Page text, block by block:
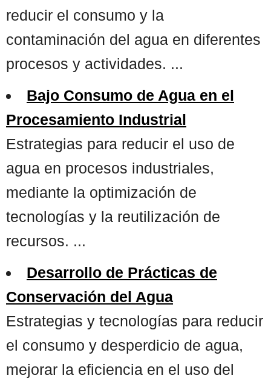
reducir el consumo y la
contaminación del agua en diferentes
procesos y actividades. ...
Bajo Consumo de Agua en el
Procesamiento Industrial
Estrategias para reducir el uso de
agua en procesos industriales,
mediante la optimización de
tecnologías y la reutilización de
recursos. ...
Desarrollo de Prácticas de
Conservación del Agua
Estrategias y tecnologías para reducir
el consumo y desperdicio de agua,
mejorar la eficiencia en el uso del